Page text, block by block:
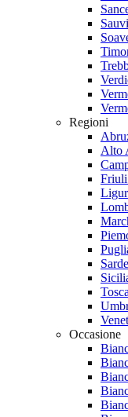
Regioni
Alto
Friuli
Occasione